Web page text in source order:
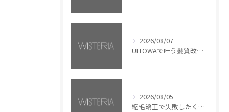
2026/08/07
ULTOWAで叶う髪質改善美髪カラー【銀座・美容室WISTERIA】
2026/08/05
縮毛矯正で失敗したくない方へ【銀座・美容室WISTERIA】